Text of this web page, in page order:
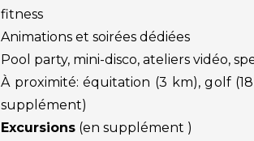
fitness
Animations et soirées dédiées
Pool party, mini-disco, ateliers vidéo,
À proximité: équitation (3 km), golf
supplément)
Excursions (en supplément )